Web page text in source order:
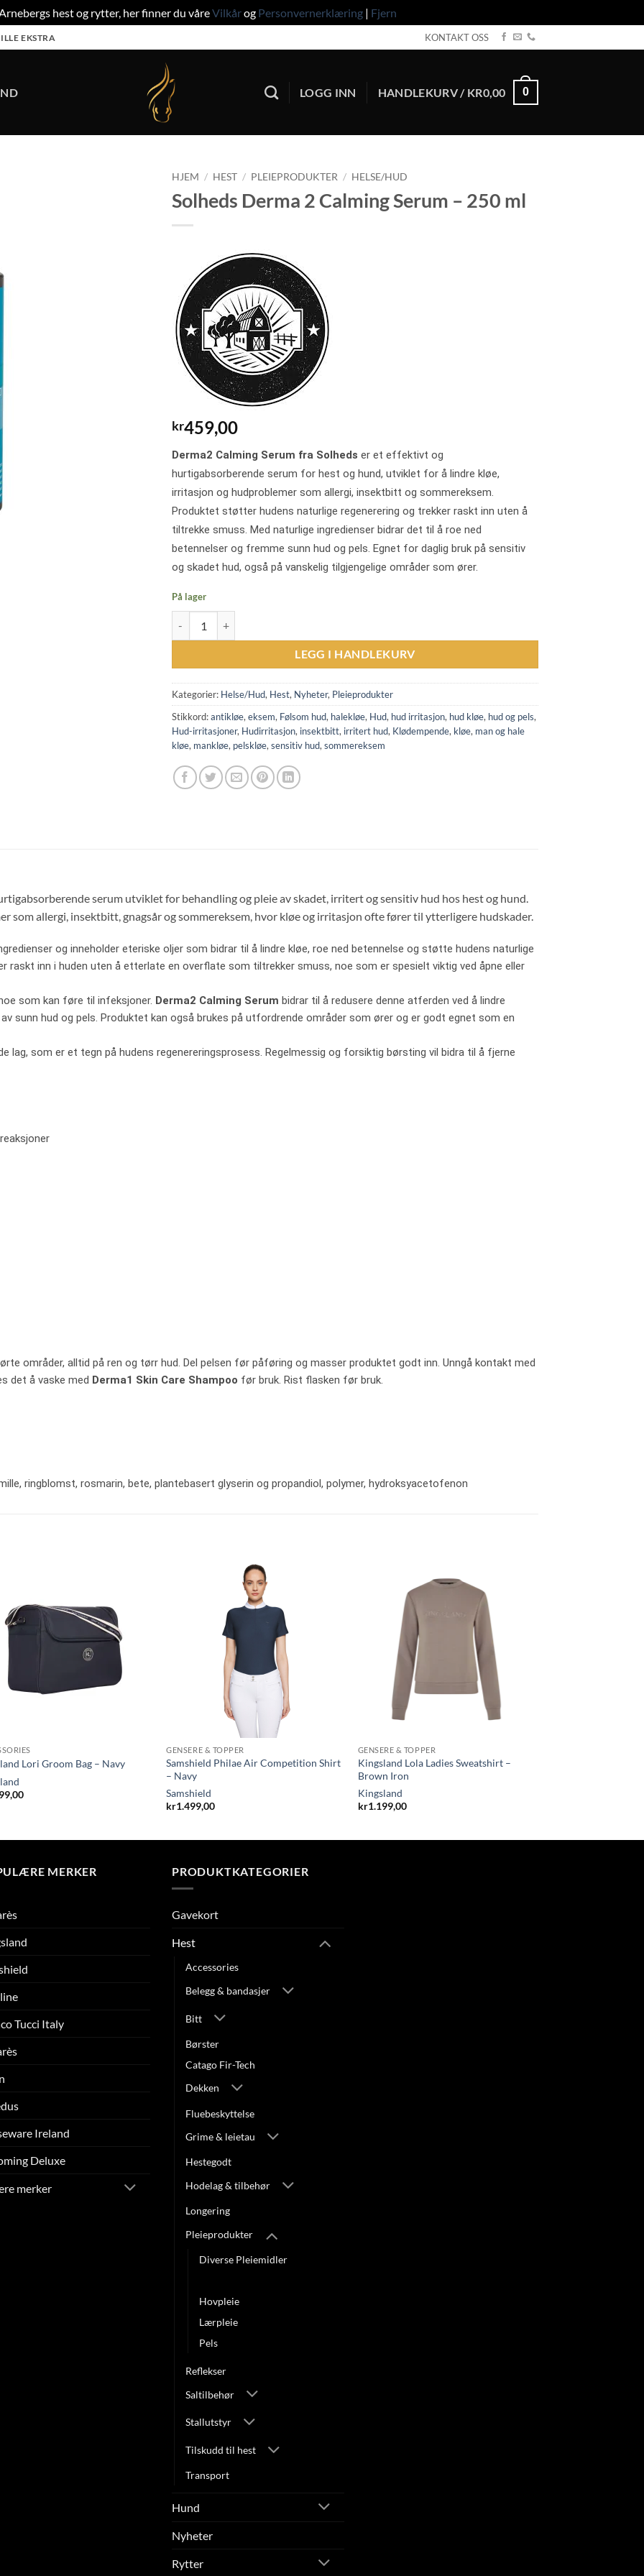
hest og rytter, her finner du våreVilkårog Personvernerklæring | Fjern
EKSTRA KONTAKT OSS
LOGG INN HANDLEKURV / KR0,00 0
HJEM / HEST / PLEIEPRODUKTER / HELSE/HUD
Solheds Derma 2 Calming Serum – 250 ml
kr459,00
Derma2 Calming Serum fra Solheds er et effektivt og
hurtigabsorberende serum for hest og hund, utviklet for å lindre kløe,
irritasjon og hudproblemer som allergi, insektbitt og sommereksem.
Produktet støtter hudens naturlige regenerering og trekker raskt inn uten å
tiltrekke smuss. Med naturlige ingredienser bidrar det til å roe ned
betennelser og fremme sunn hud og pels. Egnet for daglig bruk på sensitiv
og skadet hud, også på vanskelig tilgjengelige områder som ører.
På lager
LEGG I HANDLEKURV
Kategorier: Helse/Hud, Hest, Nyheter, Pleieprodukter
Stikkord:antikløe,eksem, Følsom hud, halekløe, Hud, hud irritasjon, hud kløe, hud og pels,
Hud-irritasjoner, Hudirritasjon, insektbitt, irritert hud, Klødempende, kløe, man og hale
kløe, mankløe, pelskløe,sensitiv hud,sommereksem
serum utviklet for behandling og pleie av skadet, irritert og sensitiv hud hos hest og hund.
som allergi, insektbitt, gnagsår og sommereksem, hvor kløe og irritasjon ofte fører til ytterligere hudskader.
og inneholder eteriske oljer som bidrar til å lindre kløe, roe ned betennelse og støtte hudens naturlige
raskt inn i huden uten å etterlate en overflate som tiltrekker smuss, noe som er spesielt viktig ved åpne eller
som kan føre til infeksjoner. Derma2 Calming Serum bidrar til å redusere denne atferden ved å lindre
sunn hud og pels. Produktet kan også brukes på utfordrende områder som ører og er godt egnet som en
lag, som er et tegn på hudens regenereringsprosess. Regelmessig og forsiktig børsting vil bidra til å fjerne
områder, alltid på ren og tørr hud. Del pelsen før påføring og masser produktet godt inn. Unngå kontakt med
det å vaske med Derma1 Skin Care Shampoo før bruk. Rist flasken før bruk.
ringblomst, rosmarin, bete, plantebasert glyserin og propandiol, polymer, hydroksyaceto­fenon
Lori Groom Bag – Navy
GENSERE & TOPPER
Samshield Philae Air Competition Shirt
– Navy
Samshield
kr1.499,00
GENSERE & TOPPER
Kingsland Lola Ladies Sweatshirt –
Brown Iron
Kingsland
kr1.199,00
MERKER
Tucci Italy
Ireland
Deluxe
merker
PRODUKTKATEGORIER
Gavekort
Hest
Accessories
Belegg & bandasjer
Bitt
Børster
Catago Fir-Tech
Dekken
Fluebeskyttelse
Grime & leietau
Hestegodt
Hodelag & tilbehør
Longering
Pleieprodukter
Diverse Pleiemidler
Hovpleie
Lærpleie
Pels
Reflekser
Saltilbehør
Stallutstyr
Tilskudd til hest
Transport
Hund
Nyheter
Rytter